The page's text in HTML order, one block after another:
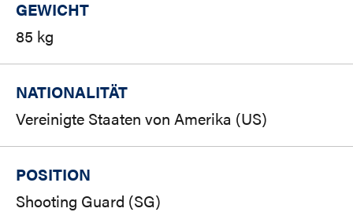
GEWICHT
85 kg
NATIONALITÄT
Vereinigte Staaten von Amerika (US)
POSITION
Shooting Guard (SG)